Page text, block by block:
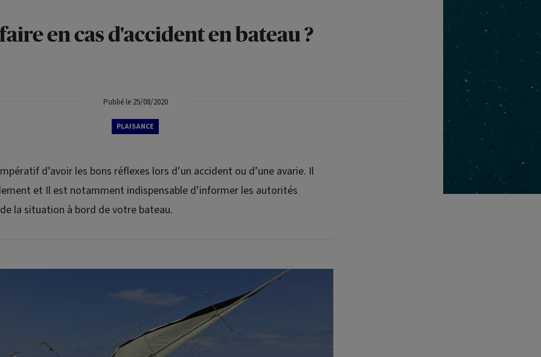
en cas d'accident en bateau ?
Publié le 25/08/2020
PLAISANCE
d’avoir les bons réflexes lors d’un accident ou d’une avarie. Il
et Il est notamment indispensable d’informer les autorités
la situation à bord de votre bateau.